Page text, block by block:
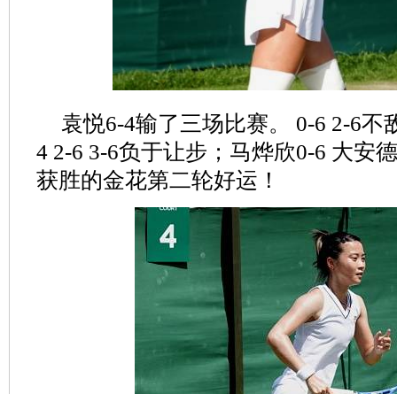
袁悦6-4输了三场比赛。 0-6 2-6不
4 2-6 3-6负于让步；马烨欣0-6 大安
获胜的金花第二轮好运！